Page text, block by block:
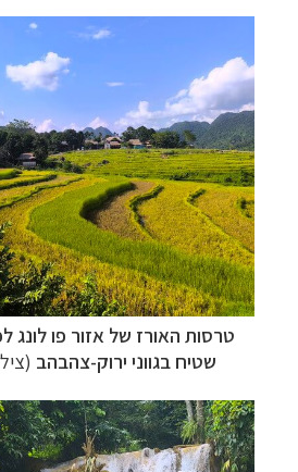
טרסות האורז של אזור פו לונג
שטיח בגווני ירוק-צהבהב